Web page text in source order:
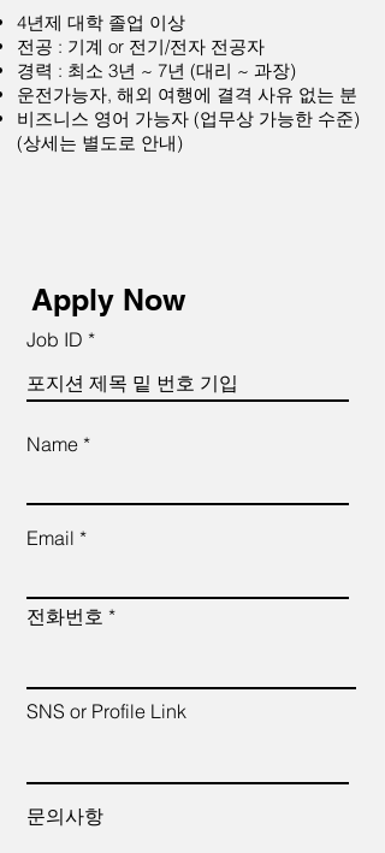
4년제 대학 졸업 이상
전공 : 기계 or 전기/전자 전공자
경력 : 최소 3년 ~ 7년 (대리 ~ 과장)
운전가능자, 해외 여행에 결격 사유 없는 분
비즈니스 영어 가능자 (업무상 가능한 수준)
(상세는 별도로 안내)
Apply Now
Job ID
Name *
Email
전화번호
SNS or Profile Link
문의사항